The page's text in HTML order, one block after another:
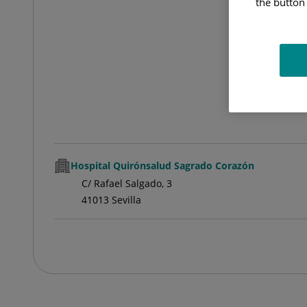
Hospital Quirónsalud Sagrado Corazón
C/ Rafael Salgado, 3
41013 Sevilla